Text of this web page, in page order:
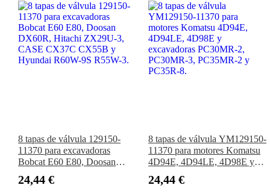
PC20R-8 PC27R-8
8 tapas de válvula 129150-
11370 para excavadoras
Bobcat E60 E80, Doosan
CASE CX37C CX55B y
24,44 €
8 tapas de válvula YM129150-
11370 para motores Komatsu
4D94E, 4D94LE, 4D98E y
PC30MR-3, PC35MR-2 y
24,44 €